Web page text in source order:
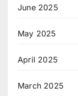
June 2025
May 2025
April 2025
March 2025